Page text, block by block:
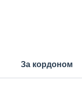
За кордоном